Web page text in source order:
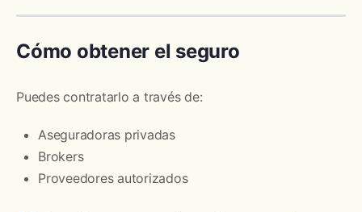
Cómo obtener el seguro
Puedes contratarlo a través de:
Aseguradoras privadas
Brokers
Proveedores autorizados